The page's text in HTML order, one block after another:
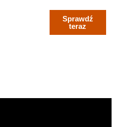
Sprawdź
teraz